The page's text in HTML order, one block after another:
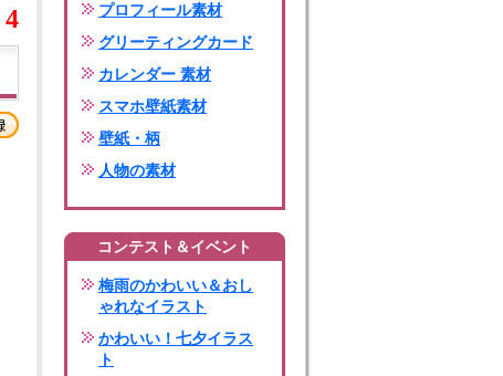
4
プロフィール素材
グリーティングカード
カレンダー 素材
スマホ壁紙素材
壁紙・柄
人物の素材
コンテスト＆イベント
梅雨のかわいい＆おし
ゃれなイラスト
かわいい！七夕イラス
ト